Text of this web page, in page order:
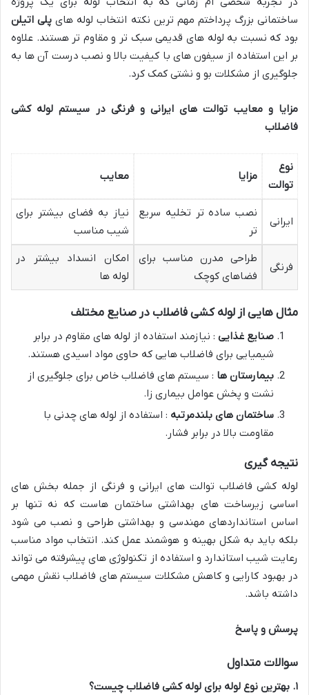
ساختمانی بزرگ پرداختم مهم ترین نکته انتخاب لوله های پلی اتیلن
بود که نسبت به لوله های قدیمی سبک تر و مقاوم تر هستند. علاوه
بر این استفاده از سیفون های با کیفیت بالا و نصب درست آن ها به
جلوگیری از مشکلات بو و نشتی کمک کرد.
مزایا و معایب توالت های ایرانی و فرنگی در سیستم لوله کشی
فاضلاب
نوع
توالت
مزایا معایب
ایرانی
نصب ساده تر تخلیه سریع
تر
نیاز به فضای بیشتر برای
شیب مناسب
فرنگی
طراحی مدرن مناسب برای
فضاهای کوچک
امکان انسداد بیشتر در
لوله ها
مثال هایی از لوله کشی فاضلاب در صنایع مختلف
صنایع غذایی : نیازمند استفاده از لوله های مقاوم در برابر
شیمیایی برای فاضلاب هایی که حاوی مواد اسیدی هستند.
بیمارستان ها : سیستم های فاضلاب خاص برای جلوگیری از
نشت و پخش عوامل بیماری زا.
ساختمان های بلندمرتبه : استفاده از لوله های چدنی با
مقاومت بالا در برابر فشار.
نتیجه گیری
لوله کشی فاضلاب توالت های ایرانی و فرنگی از جمله بخش های
اساسی زیرساخت های بهداشتی ساختمان هاست که نه تنها بر
اساس استانداردهای مهندسی و بهداشتی طراحی و نصب می شود
بلکه باید به شکل بهینه و هوشمند عمل کند. انتخاب مواد مناسب
رعایت شیب استاندارد و استفاده از تکنولوژی های پیشرفته می تواند
در بهبود کارایی و کاهش مشکلات سیستم های فاضلاب نقش مهمی
داشته باشد.
پرسش و پاسخ
سوالات متداول
۱. بهترین نوع لوله برای لوله کشی فاضلاب چیست؟